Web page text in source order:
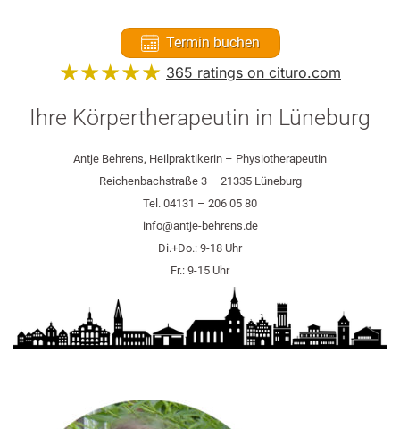
Termin buchen
Antje Behrens has
★★★★★ 365 ratings on cituro.com
Ihre Körpertherapeutin in Lüneburg
Antje Behrens, Heilpraktikerin – Physiotherapeutin
Reichenbachstraße 3 – 21335 Lüneburg
Tel. 04131 – 206 05 80
info@antje-behrens.de
Di.+Do.: 9-18 Uhr
Fr.: 9-15 Uhr